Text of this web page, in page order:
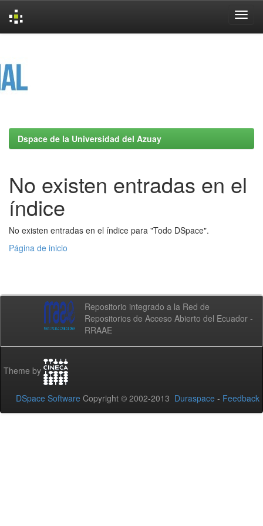
Dspace de la Universidad del Azuay
No existen entradas en el
índice
No existen entradas en el índice para "Todo DSpace".
Página de inicio
Repositorio integrado a la Red de
Repositorios de Acceso Abierto del Ecuador -
RRAAE
Theme by
DSpace Software Copyright © 2002-2013 Duraspace - Feedback